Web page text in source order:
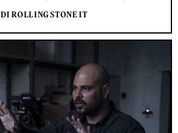
DI ROLLING STONE IT